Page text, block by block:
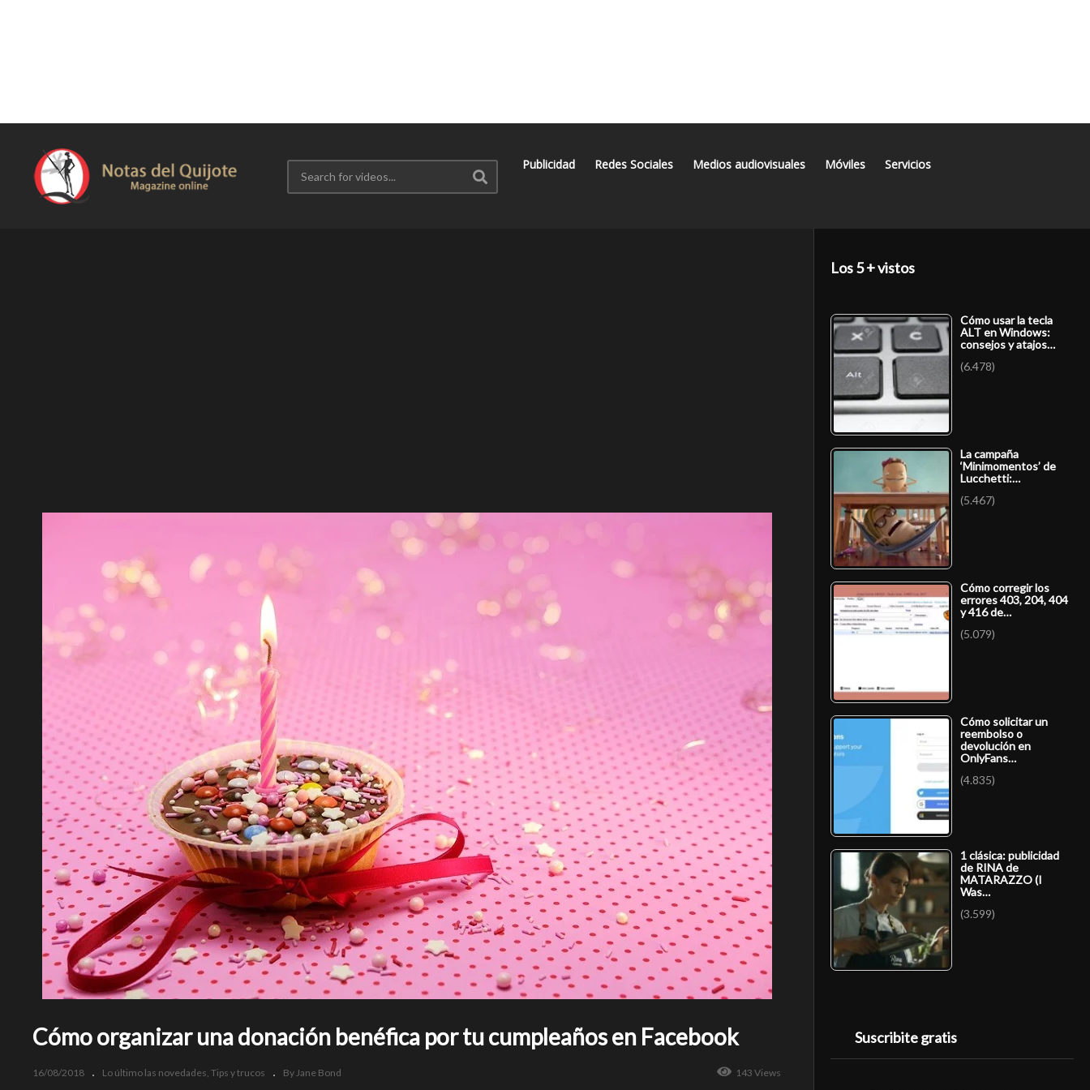
Publicidad Redes Sociales Medios audiovisuales Móviles Servicios
Cómo organizar una donación benéfica por tu cumpleaños en Facebook
16/08/2018 Lo último las novedades Tips y trucos By Jane Bond 143 Views
Los 5 + vistos
Cómo usar la tecla
ALT en Windows:
consejos y atajos…
(6.478)
La campaña
‘Minimomentos’ de
Lucchetti:…
(5.467)
Cómo corregir los
errores 403, 204, 404
y 416 de…
(5.079)
Cómo solicitar un
reembolso o
devolución en
OnlyFans…
(4.835)
1 clásica: publicidad
de RINA de
MATARAZZO (I
Was…
(3.599)
Suscribite gratis